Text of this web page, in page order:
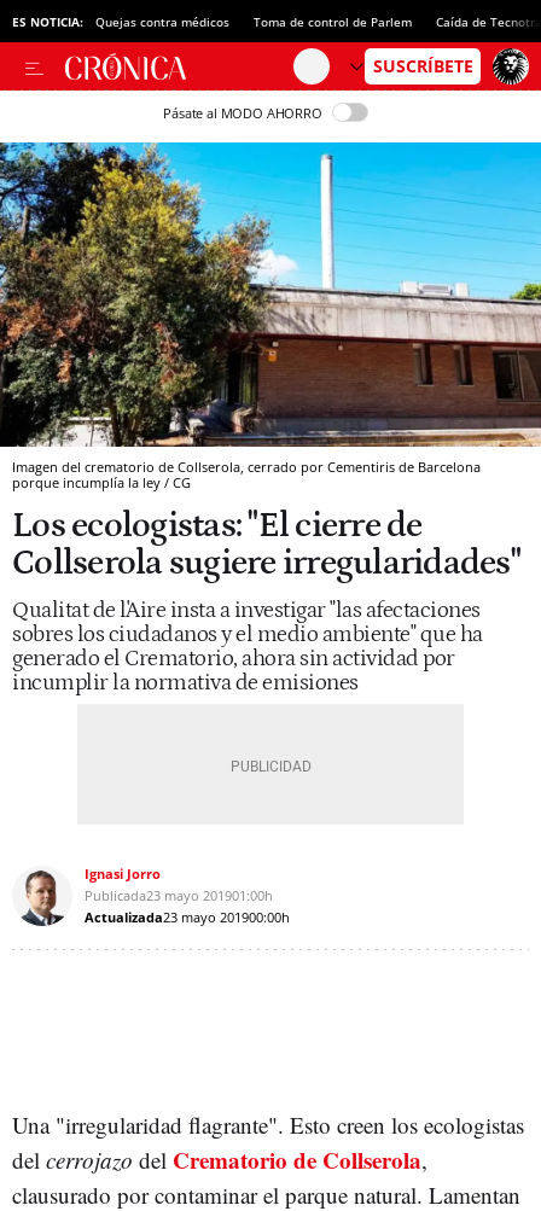
ES NOTICIA: Quejas contra médicos Toma de control de Parlem Caída de
Pásate al MODO AHORRO
Imagen del crematorio de Collserola, cerrado por Cementiris de Barcelona
porque incumplía la ley / CG
Los ecologistas: "El cierre de
Collserola sugiere irregularidades"
Qualitat de l'Aire insta a investigar "las afectaciones
sobres los ciudadanos y el medio ambiente" que ha
generado el Crematorio, ahora sin actividad por
incumplir la normativa de emisiones
Ignasi Jorro
Publicada23 mayo 201901:00h
Actualizada23 mayo 201900:00h
Una "irregularidad flagrante". Esto creen los ecologistas
del cerrojazo del Crematorio de Collserola,
clausurado por contaminar el parque natural. Lamentan